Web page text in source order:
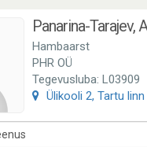
Panarina-Tarajev,
Hambaarst
PHR OÜ
Tegevusluba: L03909
Ülikooli 2, Tartu linn